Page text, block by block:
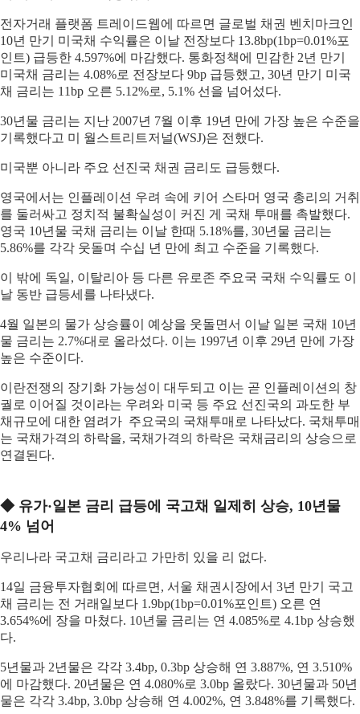
전자거래 플랫폼 트레이드웹에 따르면 글로벌 채권 벤치마크인
10년 만기 미국채 수익률은 이날 전장보다 13.8bp(1bp=0.01%포
인트) 급등한 4.597%에 마감했다. 통화정책에 민감한 2년 만기
미국채 금리는 4.08%로 전장보다 9bp 급등했고, 30년 만기 미국
채 금리는 11bp 오른 5.12%로, 5.1% 선을 넘어섰다.
30년물 금리는 지난 2007년 7월 이후 19년 만에 가장 높은 수준을
기록했다고 미 월스트리트저널(WSJ)은 전했다.
미국뿐 아니라 주요 선진국 채권 금리도 급등했다.
영국에서는 인플레이션 우려 속에 키어 스타머 영국 총리의 거취
를 둘러싸고 정치적 불확실성이 커진 게 국채 투매를 촉발했다.
영국 10년물 국채 금리는 이날 한때 5.18%를, 30년물 금리는
5.86%를 각각 웃돌며 수십 년 만에 최고 수준을 기록했다.
이 밖에 독일, 이탈리아 등 다른 유로존 주요국 국채 수익률도 이
날 동반 급등세를 나타냈다.
4월 일본의 물가 상승률이 예상을 웃돌면서 이날 일본 국채 10년
물 금리는 2.7%대로 올라섰다. 이는 1997년 이후 29년 만에 가장
높은 수준이다.
이란전쟁의 장기화 가능성이 대두되고 이는 곧 인플레이션의 창
궐로 이어질 것이라는 우려와 미국 등 주요 선진국의 과도한 부
채규모에 대한 염려가 주요국의 국채투매로 나타났다. 국채투매
는 국채가격의 하락을, 국채가격의 하락은 국채금리의 상승으로
연결된다.
◆ 유가·일본 금리 급등에 국고채 일제히 상승, 10년물
4% 넘어
우리나라 국고채 금리라고 가만히 있을 리 없다.
14일 금융투자협회에 따르면, 서울 채권시장에서 3년 만기 국고
채 금리는 전 거래일보다 1.9bp(1bp=0.01%포인트) 오른 연
3.654%에 장을 마쳤다. 10년물 금리는 연 4.085%로 4.1bp 상승했
다.
5년물과 2년물은 각각 3.4bp, 0.3bp 상승해 연 3.887%, 연 3.510%
에 마감했다. 20년물은 연 4.080%로 3.0bp 올랐다. 30년물과 50년
물은 각각 3.4bp, 3.0bp 상승해 연 4.002%, 연 3.848%를 기록했다.